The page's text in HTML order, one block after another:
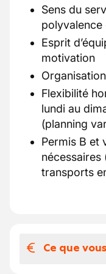
Sens du
polyvalence
Esprit
motivation
Flexibilité
lundi au
(planning
Permis B et
nécessaires
transports
Ce que